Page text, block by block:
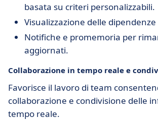
basata su criteri personalizzabili.
Visualizzazione delle
Notifiche e promemoria per
aggiornati.
Collaborazione in tempo reale e
Favorisce il lavoro di team
collaborazione e condivisione delle
tempo reale.